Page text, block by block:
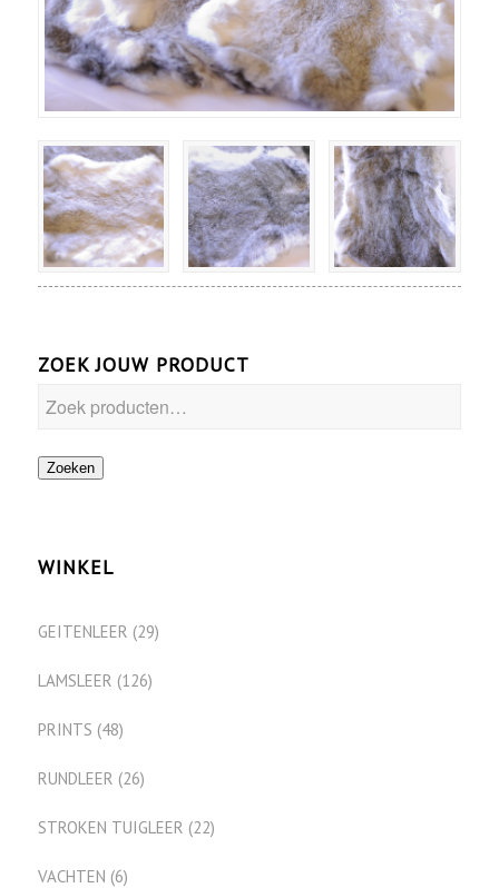
ZOEK JOUW PRODUCT
Zoeken
WINKEL
GEITENLEER (29)
LAMSLEER (126)
PRINTS (48)
RUNDLEER (26)
STROKEN TUIGLEER (22)
VACHTEN (6)